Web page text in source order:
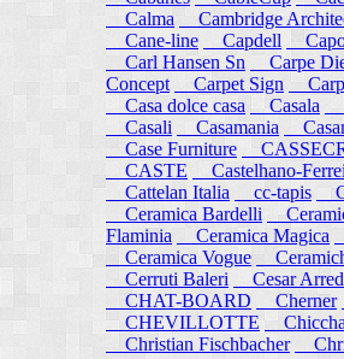
Calma
Cambridge
Cane-line
Capdell
Carl Hansen Sn
Carpe
Concept
Carpet Sign
Casa dolce casa
Casala
Casali
Casamania
Case Furniture
CASTE
Castelhano-
Cattelan Italia
cc-tapis
Ceramica Bardelli
Flaminia
Ceramica Magica
Ceramica Vogue
Cerruti Baleri
Cesar
CHAT-BOARD
Cherner
CHEVILLOTTE
Christian Fischbacher